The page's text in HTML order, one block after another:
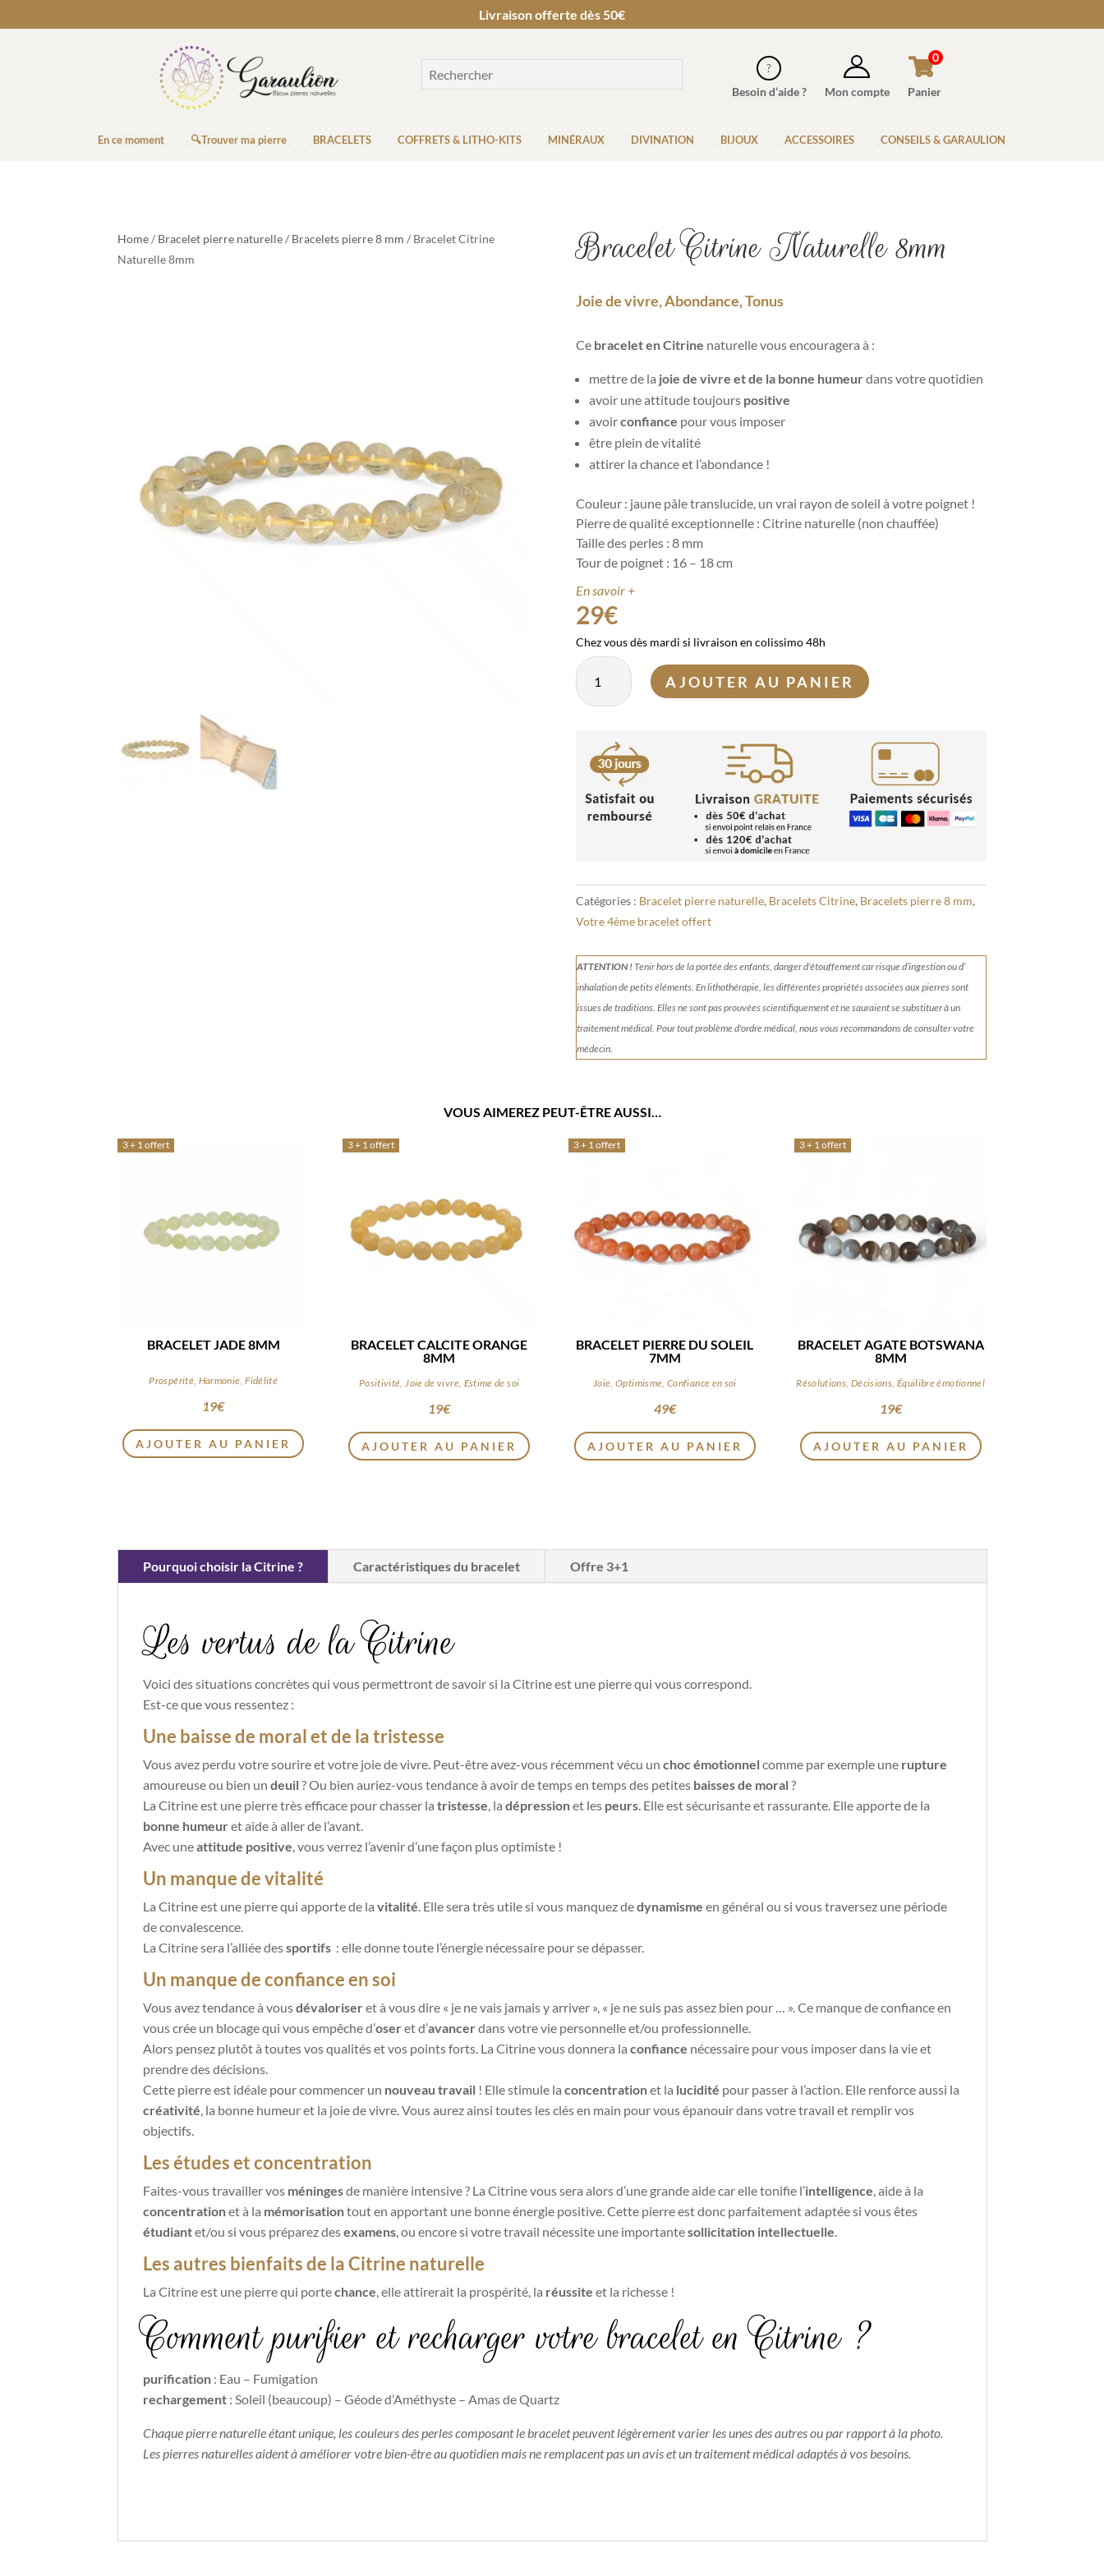
Livraison offerte dès 50€
Besoin d’aide ? Mon compte Panier
0
En ce moment 🔍Trouver ma pierre BRACELETS COFFRETS & LITHO-KITS MINÉRAUX DIVINATION BIJOUX ACCESSOIRES CONSEILS & GARAULION
Home/ Bracelet pierre naturelle/ Bracelets pierre 8 mm / Bracelet Citrine
Naturelle 8mm
Bracelet Citrine Naturelle 8mm
Joie de vivre, Abondance, Tonus
Ce bracelet en Citrine naturelle vous encouragera à :
mettre de la joie de vivre et de la bonne humeurdans votre quotidien
avoir une attitude toujours positive
avoirconfiance pour vous imposer
être plein de vitalité
attirer la chance et l’abondance !
Couleur : jaune pâle translucide, un vrai rayon de soleil à votre poignet !
Pierre de qualité exceptionnelle : Citrine naturelle (non chauffée)
Taille des perles : 8 mm
Tour de poignet : 16 – 18 cm
En savoir +
29€
Chez vous dès mardi si livraison en colissimo 48h
quantité
Bracelet
Naturelle
8mm
AJOUTER AU PANIER
Catégories : Bracelet pierre naturelle, Bracelets Citrine, Bracelets pierre 8 mm,
Votre 4ème bracelet offert
ATTENTION !Tenirhors de la portée des enfants, danger d'étouffement car risque d’ingestion ou d’
inhalation de petits éléments.En lithothérapie, les différentes propriétés associées aux pierres sont
issues de traditions. Elles ne sont pas prouvées scientifiquement et ne sauraient se substituer à un
traitement médical. Pour tout problème d'ordre médical, nous vous recommandons de consulter votre
médecin.
VOUS AIMEREZ PEUT-ÊTRE AUSSI…
3 + 1 offert
BRACELET JADE 8MM
Prospérité, Harmonie, Fidélité
19€
AJOUTER AU PANIER
3 + 1 offert
BRACELET CALCITE ORANGE
8MM
Positivité, Joie de vivre, Estime de soi
19€
AJOUTER AU PANIER
3 + 1 offert
BRACELET PIERRE DU SOLEIL
7MM
Joie, Optimisme, Confiance en soi
49€
AJOUTER AU PANIER
3 + 1 offert
BRACELET AGATE BOTSWANA
8MM
Résolutions, Décisions, Équilibre émotionnel
19€
AJOUTER AU PANIER
Pourquoi choisir la Citrine ? Caractéristiques du bracelet Offre 3+1
Les vertus de la Citrine
Voici des situations concrètes qui vous permettront de savoir si la Citrine est une pierre qui vous correspond.
Est-ce que vous ressentez :
Une baisse de moral et de la tristesse
Vous avez perdu votre sourire et votre joie de vivre. Peut-être avez-vous récemment vécu un chocémotionnelcomme par exemple une rupture
amoureuse ou bien un deuil? Ou bien auriez-vous tendance à avoir de temps en temps des petites baisses de moral?
La Citrine est une pierre très efficace pour chasser la tristesse, la dépressionet les peurs. Elle est sécurisante et rassurante. Elle apporte de la
bonne humeuret aide à aller de l’avant.
Avec uneattitude positive, vous verrez l’avenir d’une façon plus optimiste !
Un manque de vitalité
La Citrine est une pierre qui apporte de la vitalité. Elle sera très utile si vous manquez dedynamisme en général ou si vous traversez une période
de convalescence.
La Citrine sera l’alliée dessportifs: elle donne toute l’énergie nécessaire pour se dépasser.
Un manque de confiance en soi
Vous avez tendance à vousdévaloriseret à vous dire « je ne vais jamais y arriver », « je ne suis pas assez bien pour … ». Ce manque de confiance en
vous crée un blocage qui vous empêche d’oseret d’avancerdans votre vie personnelle et/ou professionnelle.
Alors pensez plutôt à toutes vos qualités et vos points forts. La Citrine vous donnera la confiance nécessaire pour vous imposer dans la vie et
prendre des décisions.
Cette pierre est idéale pour commencer un nouveau travail! Elle stimule la concentrationet la lucidité pour passer à l’action. Elle renforce aussi la
créativité, la bonne humeur et la joie de vivre. Vous aurez ainsi toutes les clés en main pour vous épanouir dans votre travail et remplir vos
objectifs.
Les études et concentration
Faites-vous travailler vos méningesde manière intensive ? La Citrine vous sera alors d’une grande aide car elle tonifie l’intelligence, aide à la
concentrationet à la mémorisationtout en apportant une bonne énergie positive. Cette pierre est donc parfaitement adaptée si vous êtes
étudiantet/ou si vous préparez desexamens, ou encore si votre travail nécessite une importantesollicitation intellectuelle.
Les autres bienfaits de la Citrine naturelle
La Citrine est une pierre qui portechance, elle attirerait la prospérité, la réussite et la richesse !
Comment purifier et recharger votre bracelet en Citrine ?
purification: Eau – Fumigation
rechargement: Soleil (beaucoup) – Géode d’Améthyste – Amas de Quartz
Chaque pierre naturelle étant unique, les couleurs des perles composant le bracelet peuvent légèrement varier les unes des autres ou par rapport à la photo.
Les pierres naturelles aident à améliorer votre bien-être au quotidien mais ne remplacent pas un avis et un traitement médical adaptés à vos besoins.